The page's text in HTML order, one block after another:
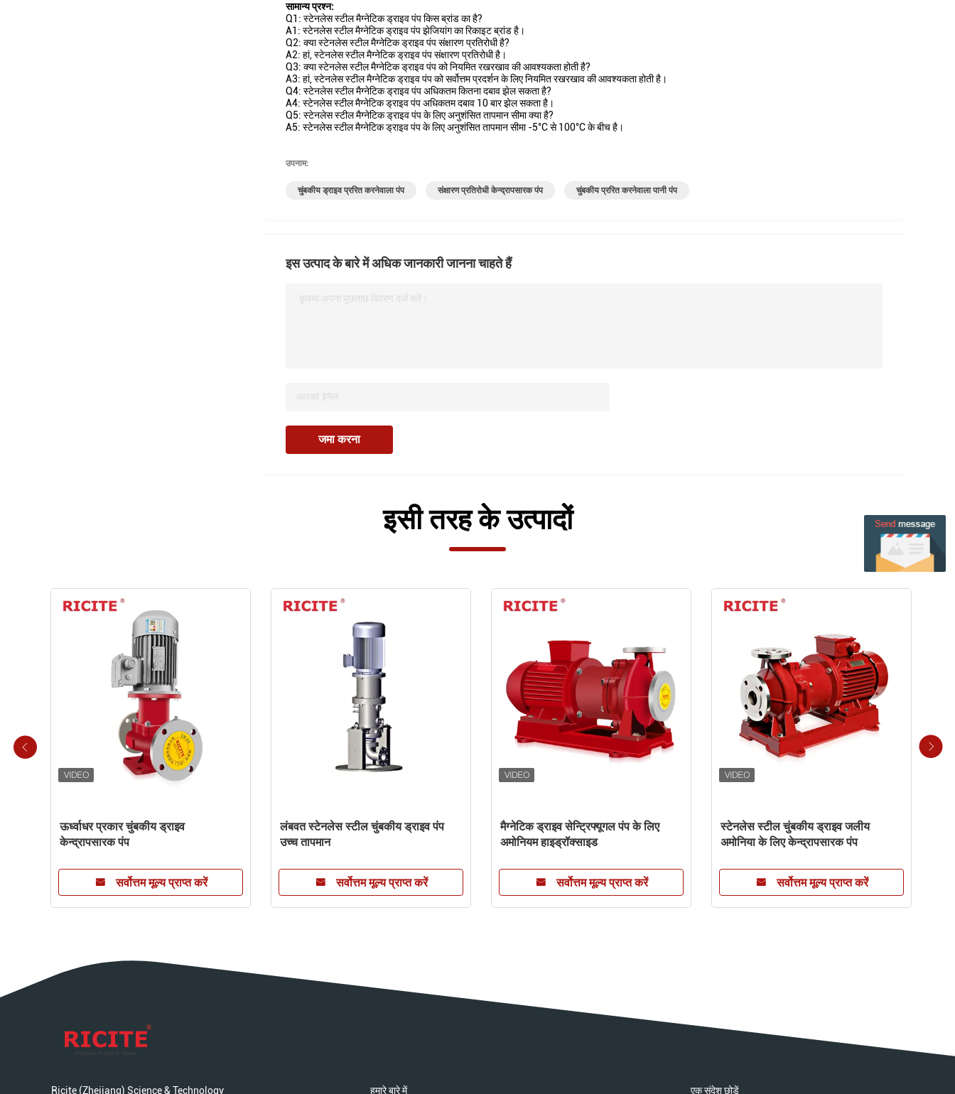
सामान्य प्रश्न:
Q1: स्टेनलेस स्टील मैग्नेटिक ड्राइव पंप किस ब्रांड का है?
A1: स्टेनलेस स्टील मैग्नेटिक ड्राइव पंप झेजियांग का रिकाइट ब्रांड है।
Q2: क्या स्टेनलेस स्टील मैग्नेटिक ड्राइव पंप संक्षारण प्रतिरोधी है?
A2: हां, स्टेनलेस स्टील मैग्नेटिक ड्राइव पंप संक्षारण प्रतिरोधी है।
Q3: क्या स्टेनलेस स्टील मैग्नेटिक ड्राइव पंप को नियमित रखरखाव की आवश्यकता होती है?
A3: हां, स्टेनलेस स्टील मैग्नेटिक ड्राइव पंप को सर्वोत्तम प्रदर्शन के लिए नियमित रखरखाव की आवश्यकता होती है।
Q4: स्टेनलेस स्टील मैग्नेटिक ड्राइव पंप अधिकतम कितना दबाव झेल सकता है?
A4: स्टेनलेस स्टील मैग्नेटिक ड्राइव पंप अधिकतम दबाव 10 बार झेल सकता है।
Q5: स्टेनलेस स्टील मैग्नेटिक ड्राइव पंप के लिए अनुशंसित तापमान सीमा क्या है?
A5: स्टेनलेस स्टील मैग्नेटिक ड्राइव पंप के लिए अनुशंसित तापमान सीमा -5°C से 100°C के बीच है।
उपनाम:
चुंबकीय ड्राइव प्ररित करनेवाला पंप संक्षारण प्रतिरोधी केन्द्रापसारक पंप चुंबकीय प्ररित करनेवाला पानी पंप
इस उत्पाद के बारे में अधिक जानकारी जानना चाहते हैं
कृपया अपना पूछताछ विवरण दर्ज करें।
जमा करना
इसी तरह के उत्पादों
ऊर्ध्वाधर प्रकार चुंबकीय ड्राइव
केन्द्रापसारक पंप
सर्वोत्तम मूल्य प्राप्त करें
लंबवत स्टेनलेस स्टील चुंबकीय ड्राइव पंप
उच्च तापमान
सर्वोत्तम मूल्य प्राप्त करें
मैग्नेटिक ड्राइव सेन्ट्रिफ्यूगल पंप के लिए
अमोनियम हाइड्रॉक्साइड
सर्वोत्तम मूल्य प्राप्त करें
स्टेनलेस स्टील चुंबकीय ड्राइव जलीय
अमोनिया के लिए केन्द्रापसारक पंप
सर्वोत्तम मूल्य प्राप्त करें
Ricite (Zhejiang) Science & Technology हमारे बारे में एक संदेश छोड़ें